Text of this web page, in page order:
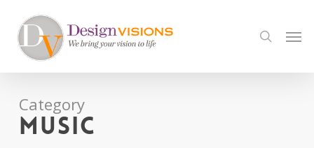
main
content
search
Category
Music